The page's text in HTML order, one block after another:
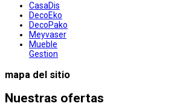
CasaDis
DecoEko
DecoPako
Meyvaser
Mueble
Gestion
mapa del sitio
Nuestras ofertas